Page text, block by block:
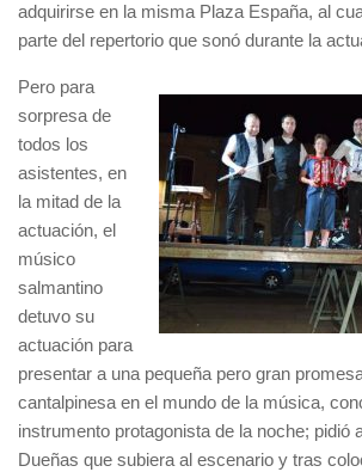
adquirirse en la misma Plaza España, al
parte del repertorio que sonó durante la
Pero para
sorpresa de
todos los
asistentes, en
la mitad de la
actuación, el
músico
salmantino
detuvo su
actuación para
presentar a una pequeña pero gran
cantalpinesa en el mundo de la música,
instrumento protagonista de la noche; pidió
Dueñas que subiera al escenario y tras